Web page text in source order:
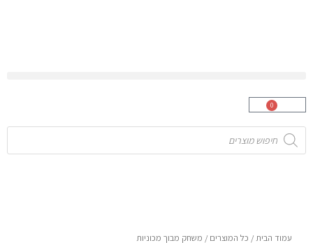
0
עגלת
Products
search
עמוד הבית / כל המוצרים / משחק מבוך מכוניות